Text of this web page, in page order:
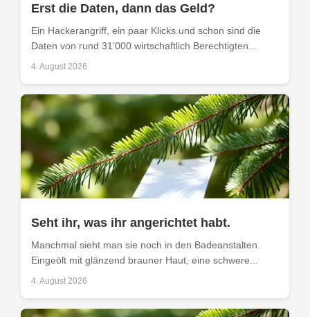
Erst die Daten, dann das Geld?
Ein Hackerangriff, ein paar Klicks und schon sind die
Daten von rund 31’000 wirtschaftlich Berechtigten...
4. August 2026
Seht ihr, was ihr angerichtet habt.
Manchmal sieht man sie noch in den Badeanstalten.
Eingeölt mit glänzend brauner Haut, eine schwere...
4. August 2026